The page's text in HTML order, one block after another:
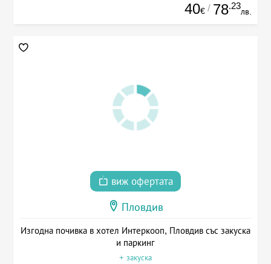
40€ / 78.23
лв.
виж офертата
Пловдив
Изгодна почивка в хотел Интеркооп, Пловдив със закуска
и паркинг
+ закуска